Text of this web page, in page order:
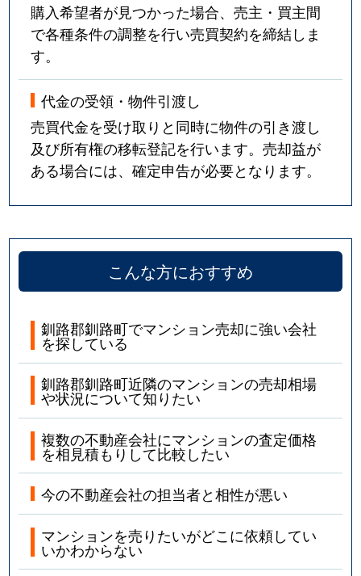
購入希望者が見つかった場合、売主・買主間
で各種条件の調整を行い売買契約を締結しま
す。
代金の受領・物件引渡し
売買代金を受け取りと同時に物件の引き渡し
及び所有権の移転登記を行います。売却益が
ある場合には、確定申告が必要となります。
こんな方におすすめ
釧路郡釧路町でマンション売却に強い会社
を探している
釧路郡釧路町近隣のマンションの売却相場
や状況について知りたい
複数の不動産会社にマンションの査定価格
を相見積もりして比較したい
今の不動産会社の担当者と相性が悪い
マンションを売りたいがどこに依頼してい
いかわからない